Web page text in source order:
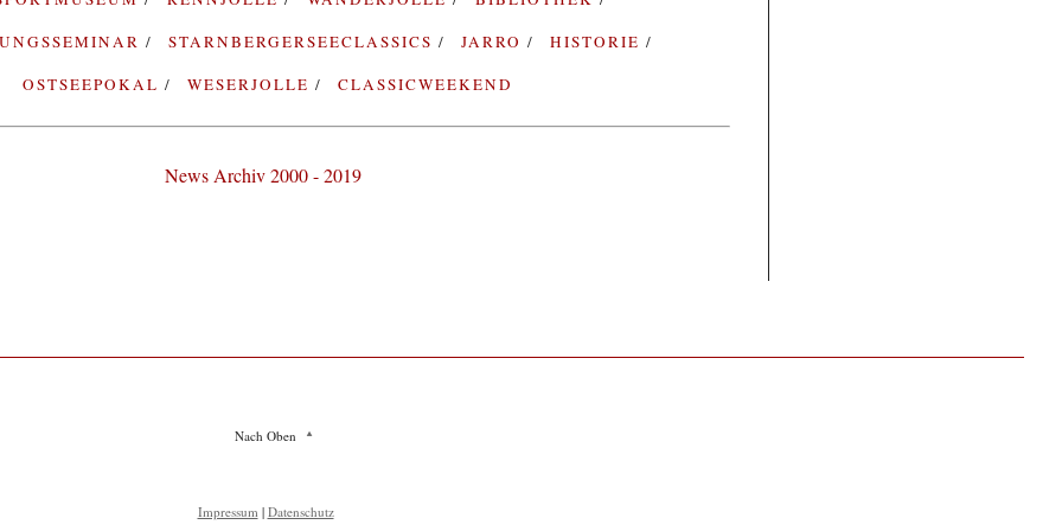
STARNBERGERSEECLASSICS JARRO
HISTORIE
OSTSEEPOKAL
WESERJOLLE CLASSICWEEKEND
News Archiv 2000 - 2019
Nach Oben
Impressum | Datenschutz